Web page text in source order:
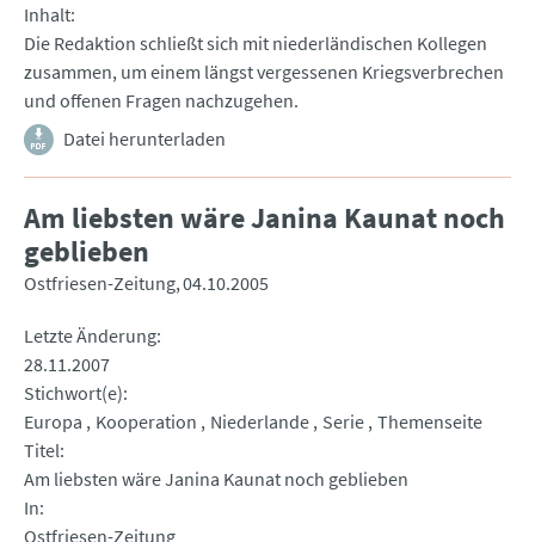
Inhalt
Die Redaktion schließt sich mit niederländischen Kollegen
zusammen, um einem längst vergessenen Kriegsverbrechen
und offenen Fragen nachzugehen.
Datei herunterladen
Am liebsten wäre Janina Kaunat noch
geblieben
Ostfriesen-Zeitung 04.10.2005
Letzte Änderung
28.11.2007
Stichwort(e)
Europa
Kooperation Niederlande Serie Themenseite
Titel
Am liebsten wäre Janina Kaunat noch geblieben
In
Ostfriesen-Zeitung